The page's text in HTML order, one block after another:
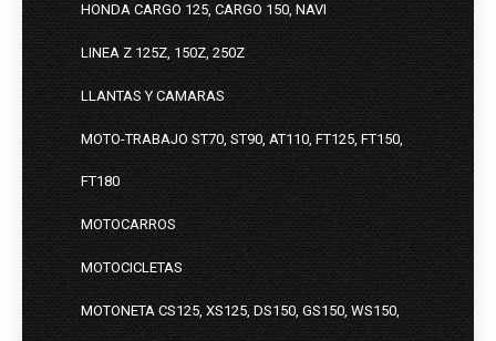
HONDA CARGO 125, CARGO 150, NAVI
LINEA Z 125Z, 150Z, 250Z
LLANTAS Y CAMARAS
MOTO-TRABAJO ST70, ST90, AT110, FT125, FT150,
FT180
MOTOCARROS
MOTOCICLETAS
MOTONETA CS125, XS125, DS150, GS150, WS150,